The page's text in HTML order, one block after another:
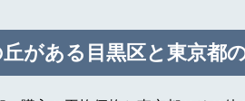
がある目黒区と東京都